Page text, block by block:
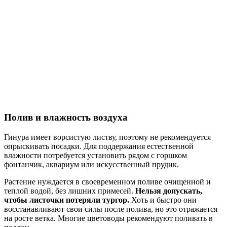
Полив и влажность воздуха
Гинура имеет ворсистую листву, поэтому не рекомендуется
опрыскивать посадки. Для поддержания естественной
влажности потребуется установить рядом с горшком
фонтанчик, аквариум или искусственный прудик.
Растение нуждается в своевременном поливе очищенной и
теплой водой, без лишних примесей. Нельзя допускать,
чтобы листочки потеряли тургор. Хоть и быстро они
восстанавливают свои силы после полива, но это отражается
на росте ветка. Многие цветоводы рекомендуют поливать в